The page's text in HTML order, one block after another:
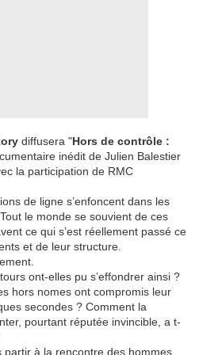
diffusera "Hors de contrôle :
inédit de Julien Balestier
la participation de RMC
de ligne s’enfoncent dans les
le monde se souvient de ces
ce qui s’est réellement passé ce
et de leur structure.
ont-elles pu s’effondrer ainsi ?
hors nomes ont compromis leur
secondes ? Comment la
pourtant réputée invincible, a t-
partir à la rencontre des hommes